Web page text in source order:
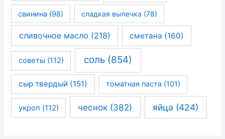
свинина (98) сладкая выпечка (78)
сливочное масло (218) сметана (160)
советы (112) соль(854)
сыр твердый (151) томатная паста (101)
укроп (112) чеснок (382) яйца (424)